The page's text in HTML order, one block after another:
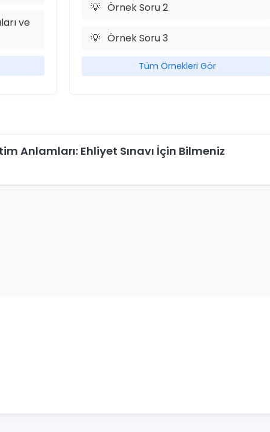
ve
💡 Örnek Soru 2
💡 Örnek Soru 3
Tüm Örnekleri Gör
Anlamları: Ehliyet Sınavı İçin Bilmeniz